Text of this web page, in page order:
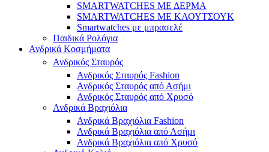
SMARTWATCHES ΜΕ ΔΕΡΜΑ
SMARTWATCHES ΜΕ ΚΑΟΥΤΣΟΥΚ
Smartwatches με μπρασελέ
Παιδικά Ρολόγια
Ανδρικά Κοσμήματα
Ανδρικός Σταυρός
Ανδρικός Σταυρός Fashion
Ανδρικός Σταυρός από Ασήμι
Ανδρικός Σταυρός από Χρυσό
Ανδρικά Βραχιόλια
Ανδρικά Βραχιόλια Fashion
Ανδρικά Βραχιόλια από Ασήμι
Ανδρικά Βραχιόλια από Χρυσό